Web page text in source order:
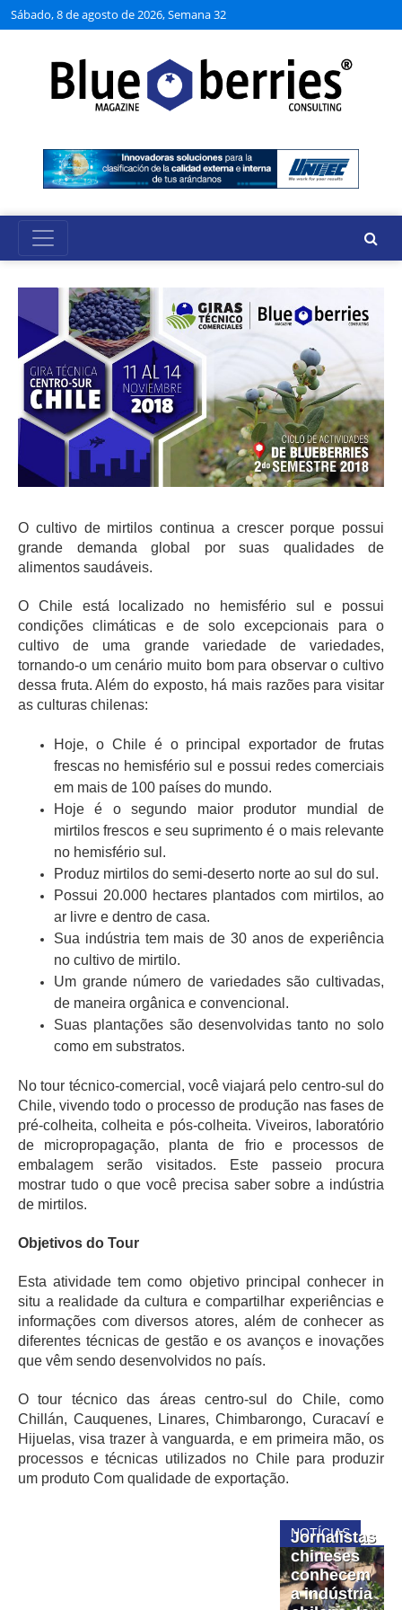
Sábado, 8 de agosto de 2026, Semana 32
O cultivo de mirtilos continua a crescer porque possui
grande demanda global por suas qualidades de
alimentos saudáveis.
O Chile está localizado no hemisfério sul e possui
condições climáticas e de solo excepcionais para o
cultivo de uma grande variedade de variedades,
tornando-o um cenário muito bom para observar o cultivo
dessa fruta. Além do exposto, há mais razões para visitar
as culturas chilenas:
Hoje, o Chile é o principal exportador de frutas
frescas no hemisfério sul e possui redes comerciais
em mais de 100 países do mundo.
Hoje é o segundo maior produtor mundial de
mirtilos frescos e seu suprimento é o mais relevante
no hemisfério sul.
Produz mirtilos do semi-deserto norte ao sul do sul.
Possui 20.000 hectares plantados com mirtilos, ao
ar livre e dentro de casa.
Sua indústria tem mais de 30 anos de experiência
no cultivo de mirtilo.
Um grande número de variedades são cultivadas,
de maneira orgânica e convencional.
Suas plantações são desenvolvidas tanto no solo
como em substratos.
No tour técnico-comercial, você viajará pelo centro-sul do
Chile, vivendo todo o processo de produção nas fases de
pré-colheita, colheita e pós-colheita. Viveiros, laboratório
de micropropagação, planta de frio e processos de
embalagem serão visitados. Este passeio procura
mostrar tudo o que você precisa saber sobre a indústria
de mirtilos.
Objetivos do Tour
Esta atividade tem como objetivo principal conhecer in
situ a realidade da cultura e compartilhar experiências e
informações com diversos atores, além de conhecer as
diferentes técnicas de gestão e os avanços e inovações
que vêm sendo desenvolvidos no país.
O tour técnico das áreas centro-sul do Chile, como
Chillán, Cauquenes, Linares, Chimbarongo, Curacaví e
Hijuelas, visa trazer à vanguarda, e em primeira mão, os
processos e técnicas utilizados no Chile para produzir
um produto Com qualidade de exportação.
NOTÍCIAS
Jornalistas
chineses
conhecem
a indústria